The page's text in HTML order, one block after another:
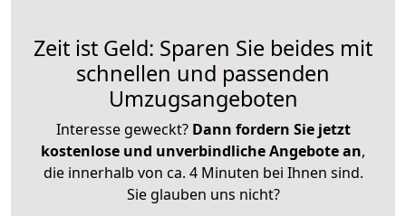
Zeit ist Geld: Sparen Sie beides mit
schnellen und passenden
Umzugsangeboten
Interesse geweckt? Dann fordern Sie jetzt
kostenlose und unverbindliche Angebote an,
die innerhalb von ca. 4 Minuten bei Ihnen sind.
Sie glauben uns nicht?